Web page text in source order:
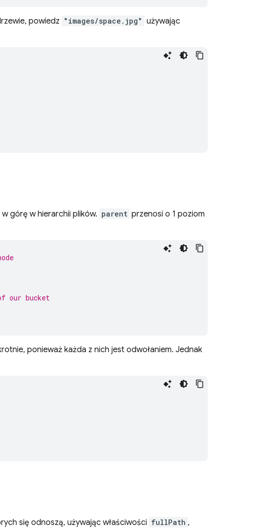
powiedz "images/space.jpg" używając
górę w hierarchii plików. parent przenosi o 1 poziom
our bucket
ponieważ każda z nich jest odwołaniem. Jednak
się odnoszą, używając właściwości fullPath ,